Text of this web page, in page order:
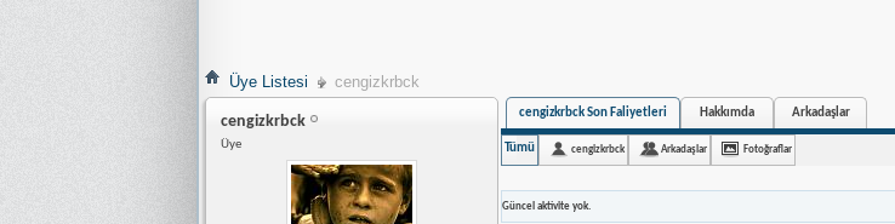
Üye Listesi cengizkrbck
cengizkrbck
Üye
cengizkrbck Son Faliyetleri Hakkımda Arkadaşlar
Tümü cengizkrbck Arkadaşlar Fotoğraflar
Güncel aktivite yok.